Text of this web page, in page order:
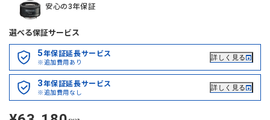
安心の3年保証
選べる保証サービス
5年保証延長サービス
※追加費用あり
詳しく見る
3年保証延長サービス
※追加費用なし
詳しく見る
定